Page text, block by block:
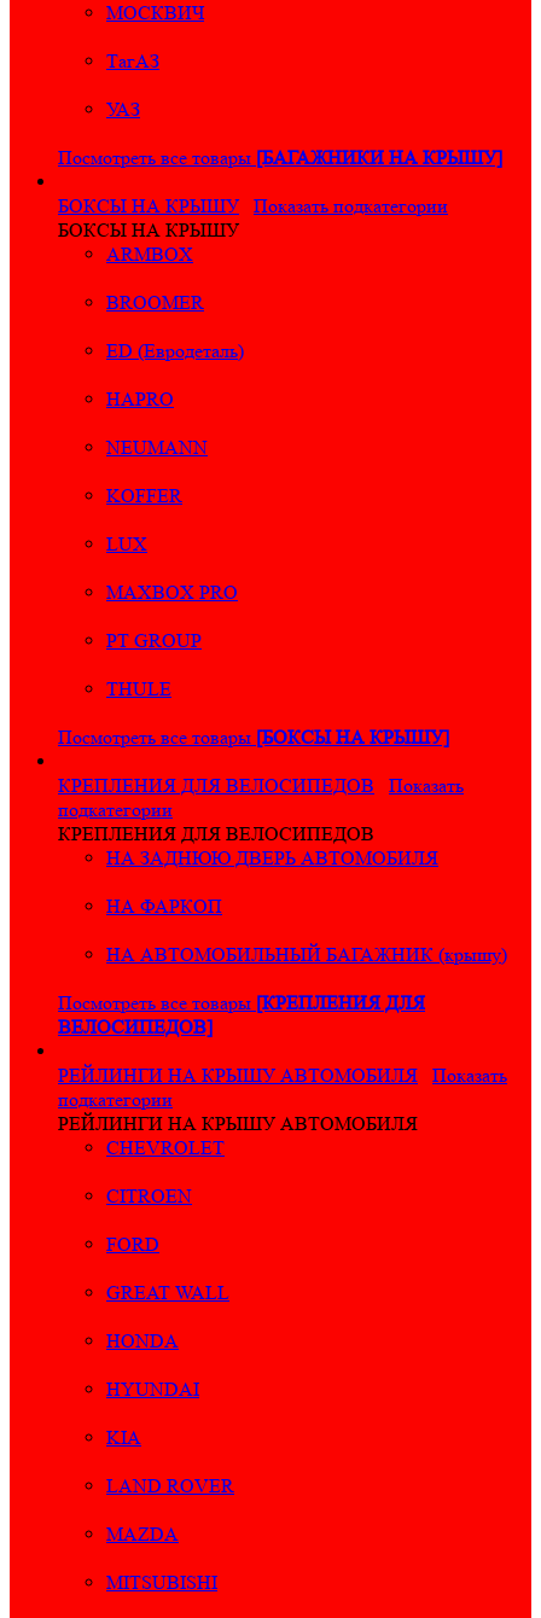
МОСКВИЧ
ТагАЗ
УАЗ
Посмотреть все товары [БАГАЖНИКИ НА КРЫШУ]
БОКСЫ НА КРЫШУ
Показать подкатегории
БОКСЫ НА КРЫШУ
ARMBOX
BROOMER
ED (Евродеталь)
HAPRO
NEUMANN
KOFFER
LUX
MAXBOX PRO
PT GROUP
THULE
Посмотреть все товары [БОКСЫ НА КРЫШУ]
КРЕПЛЕНИЯ ДЛЯ ВЕЛОСИПЕДОВ
Показать
подкатегории
КРЕПЛЕНИЯ ДЛЯ ВЕЛОСИПЕДОВ
НА ЗАДНЮЮ ДВЕРЬ АВТОМОБИЛЯ
НА ФАРКОП
НА АВТОМОБИЛЬНЫЙ БАГАЖНИК (крышу)
Посмотреть все товары [КРЕПЛЕНИЯ ДЛЯ
ВЕЛОСИПЕДОВ]
РЕЙЛИНГИ НА КРЫШУ АВТОМОБИЛЯ
Показать
подкатегории
РЕЙЛИНГИ НА КРЫШУ АВТОМОБИЛЯ
CHEVROLET
CITROEN
FORD
GREAT WALL
HONDA
HYUNDAI
KIA
LAND ROVER
MAZDA
MITSUBISHI